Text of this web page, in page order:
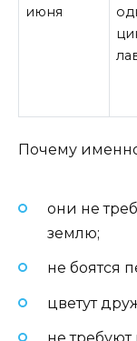
июня
Почему
они не
землю;
не боятся
цветут